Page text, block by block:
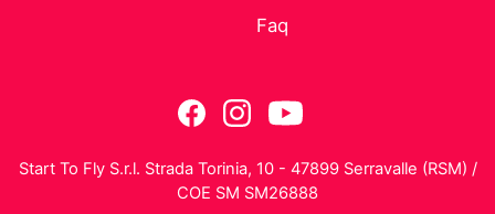
Faq
Start To Fly S.r.l. Strada Torinia, 10 - 47899 Serravalle (RSM) /
COE SM SM26888